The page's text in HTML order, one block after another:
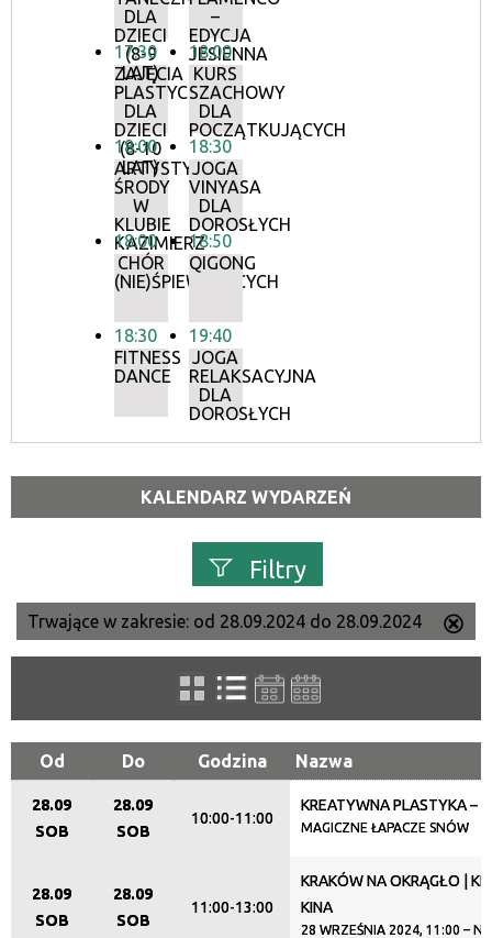
DLA
DZIECI
(8-9
LAT)
17:30
ZAJĘCIA
PLASTYCZNE
DLA
DZIECI
(8-10
LAT)
18:00
ARTYSTYCZNE
ŚRODY
W
KLUBIE
KAZIMIERZ
18:00
CHÓR
(NIE)ŚPIEWAJĄCYCH
18:30
FITNESS
DANCE
–
EDYCJA
JESIENNA
18:00
KURS
SZACHOWY
DLA
POCZĄTKUJĄCYCH
18:30
JOGA
VINYASA
DLA
DOROSŁYCH
18:50
QIGONG
19:40
JOGA
RELAKSACYJNA
DLA
DOROSŁYCH
KALENDARZ WYDARZEŃ
Filtry
Szukana fraza
Kategoria
Trwające w zakresie
Miejsce
Trwające w zakresie: od 28.09.2024 do 28.09.2024
ten
Od Do Godzina Nazwa
28.09
SOB
28.09
SOB
10:00-11:00
KREATYWNA PLASTYKA –
MAGICZNE ŁAPACZE SNÓW
28.09
SOB
28.09
SOB
11:00-13:00
KRAKÓW NA OKRĄGŁO |
KINA
28 WRZEŚNIA 2024, 11:00 –